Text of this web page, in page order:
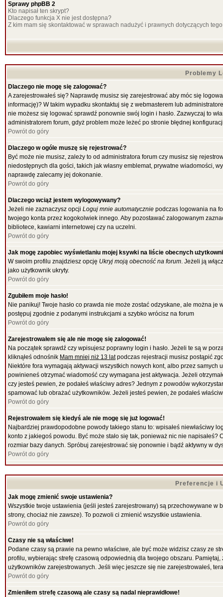
Sprawy phpBB 2
Kto napisał ten skrypt?
Dlaczego funkcja X nie jest dostępna?
Z kim mam się skontaktować w sprawach nadużyć i prawnych dotyczących
Problemy
Dlaczego nie mogę się zalogować?
A zarejestrowałeś się? Naprawdę musisz się zarejestrować aby móc się
informację)? W takim wypadku skontaktuj się z webmasterem lub
nie możesz się logować sprawdź ponownie swój login i hasło. Zazwyczaj to
administratorem forum, gdyż problem może leżeć po stronie błędnej
Powrót do góry
Dlaczego w ogóle muszę się rejestrować?
Być może nie musisz, zależy to od administratora forum czy musisz się
niedostępnych dla gości, takich jak własny emblemat, prywatne wiadomości,
naprawdę zalecamy jej dokonanie.
Powrót do góry
Dlaczego wciąż jestem wylogowywany?
Jeżeli nie zaznaczysz opcji Loguj mnie automatycznie podczas logowania na
twojego konta przez kogokolwiek innego. Aby pozostawać zalogowanym
bibliotece, kawiarni internetowej czy na uczelni.
Powrót do góry
Jak mogę zapobiec wyświetlaniu mojej ksywki na liście obecnych
W swoim profilu znajdziesz opcję Ukryj moją obecność na forum. Jeżeli ją
jako użytkownik ukryty.
Powrót do góry
Zgubiłem moje hasło!
Nie panikuj! Twoje hasło co prawda nie może zostać odzyskane, ale można
postępuj zgodnie z podanymi instrukcjami a szybko wrócisz na forum
Powrót do góry
Zarejestrowałem się ale nie mogę się zalogować!
Na początek sprawdź czy wpisujesz poprawny login i hasło. Jeżeli te są w
kliknąłeś odnośnik Mam mniej niż 13 latpodczas rejestracji musisz postąpić
Niektóre fora wymagają aktywacji wszystkich nowych kont, albo przez
powinieneś otrzymać wiadomość czy wymagana jest aktywacja. Jeżeli
czy jesteś pewien, że podałeś właściwy adres? Jednym z powodów
spamować lub obrażać użytkowników. Jeżeli jesteś pewien, że podałeś
Powrót do góry
Rejestrowałem się kiedyś ale nie mogę się już logować!
Najbardziej prawdopodobne powody takiego stanu to: wpisałeś niewłaściwy
konto z jakiegoś powodu. Być może stało się tak, ponieważ nic nie
rozmiar bazy danych. Spróbuj zarejestrować się ponownie i bądź aktywny w
Powrót do góry
Preferencje i
Jak mogę zmienić swoje ustawienia?
Wszystkie twoje ustawienia (jeśli jesteś zarejestrowany) są przechowywane w
strony, chociaż nie zawsze). To pozwoli ci zmienić wszystkie ustawienia.
Powrót do góry
Czasy nie są właściwe!
Podane czasy są prawie na pewno właściwe, ale być może widzisz czasy ze
profilu, wybierając strefę czasową odpowiednią dla twojego obszaru.
użytkowników zarejestrowanych. Jeśli więc jeszcze się nie zarejestrowałeś,
Powrót do góry
Zmieniłem strefę czasową ale czasy są nadal nieprawidłowe!